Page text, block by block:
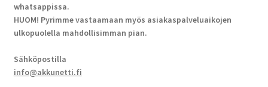
whatsappissa.
HUOM! Pyrimme vastaamaan myös asiakaspalveluaikojen
ulkopuolella mahdollisimman pian.
Sähköpostilla
info@akkunetti.fi